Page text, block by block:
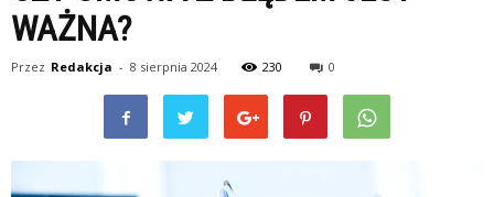
WAŻNA?
Przez Redakcja - 8 sierpnia 2024 230 0